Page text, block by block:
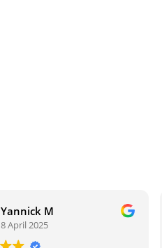
Yannick M
8 April 2025